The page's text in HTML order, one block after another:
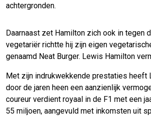
achtergronden.
Daarnaast zet Hamilton zich ook in tegen
vegetariër richtte hij zijn eigen
genaamd Neat Burger. Lewis Hamilton
Met zijn indrukwekkende prestaties heeft
door de jaren heen een aanzienlijk
coureur verdient royaal in de F1 met een
55 miljoen, aangevuld met inkomsten uit